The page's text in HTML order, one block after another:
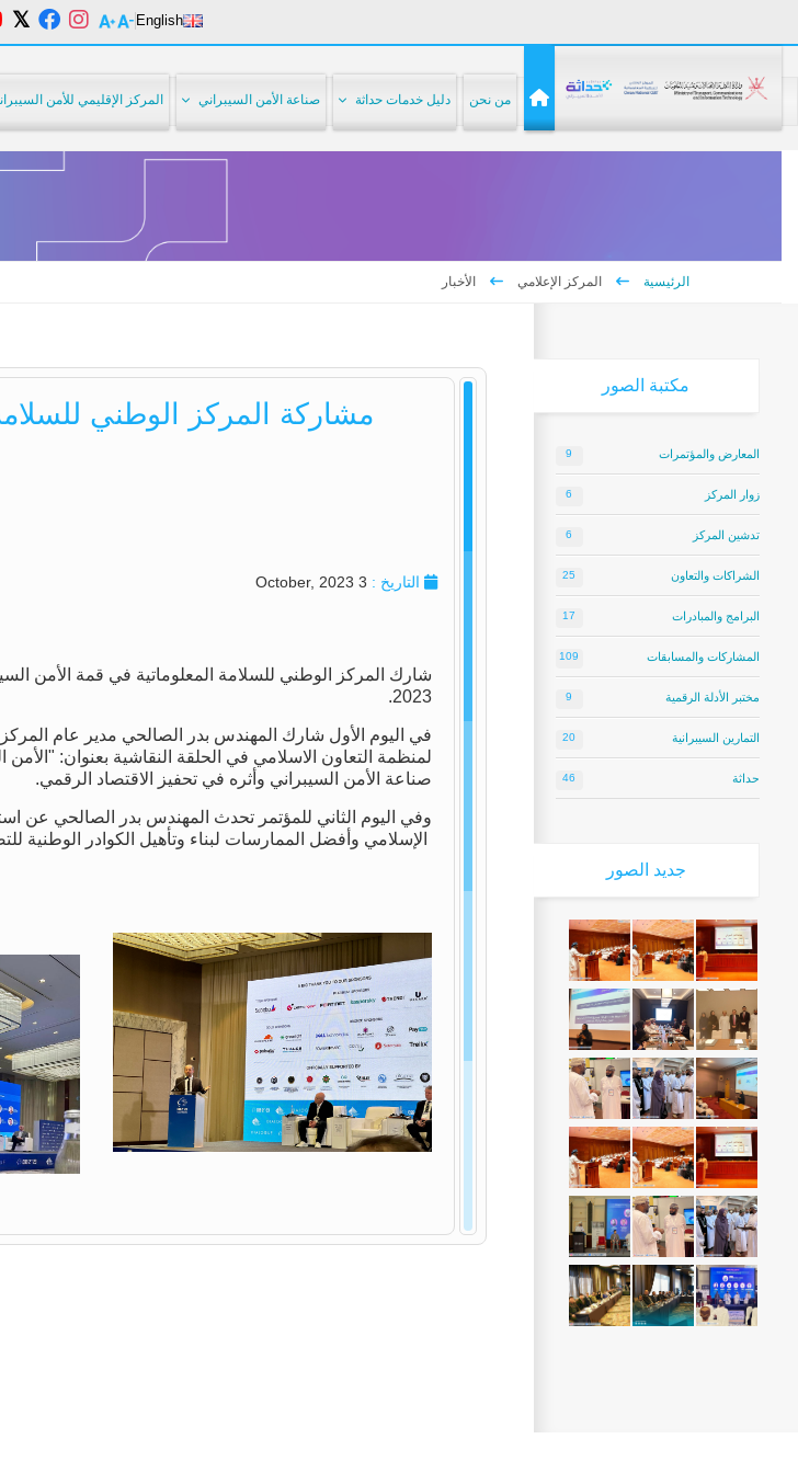
English
من نحن دليل خدمات حداثة صناعة الأمن السيبراني المركز الإقليمي للأمن
الرئيسية المركز الإعلامي الأخبار
مشاركة المركز الوطني
التاريخ :
شارك المركز الوطني للسلامة المعلوماتية في قمة الأمن
2023.
في اليوم الأول شارك المهندس بدر الصالحي مدير عام
لمنظمة التعاون الاسلامي في الحلقة النقاشية بعنوان:
صناعة الأمن السيبراني وأثره في تحفيز الاقتصاد الرقمي.
وفي اليوم الثاني للمؤتمرتحدث المهندس بدر الصالحي عن
الإسلامي وأفضل الممارسات لبناء وتأهيل الكوادر الوطنية
مكتبة الصور
المعارض والمؤتمرات 9
زوار المركز 6
تدشين المركز 6
الشراكات والتعاون 25
البرامج والمبادرات 17
المشاركات والمسابقات 109
مختبر الأدلة الرقمية 9
التمارين السيبرانية 20
حداثة 46
جديد الصور